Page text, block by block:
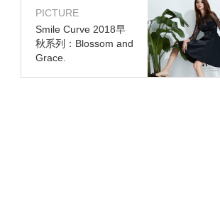
PICTURE
Smile Curve 2018早
秋系列：Blossom and
Grace.